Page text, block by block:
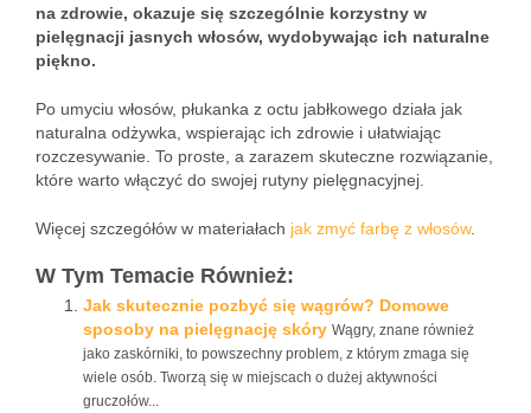
na zdrowie, okazuje się szczególnie korzystny w
pielęgnacji jasnych włosów, wydobywając ich naturalne
piękno.
Po umyciu włosów, płukanka z octu jabłkowego działa jak
naturalna odżywka, wspierając ich zdrowie i ułatwiając
rozczesywanie. To proste, a zarazem skuteczne rozwiązanie,
które warto włączyć do swojej rutyny pielęgnacyjnej.
Więcej szczegółów w materiałach jak zmyć farbę z włosów.
W Tym Temacie Również:
Jak skutecznie pozbyć się wągrów? Domowe
sposoby na pielęgnację skóry Wągry, znane również
jako zaskórniki, to powszechny problem, z którym zmaga się
wiele osób. Tworzą się w miejscach o dużej aktywności
gruczołów...